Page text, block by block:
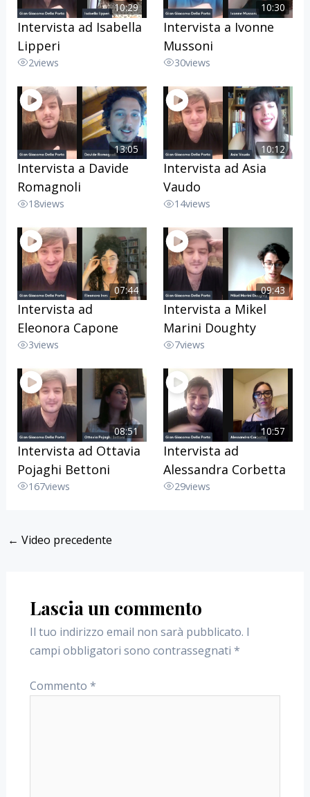
10:29
Intervista ad Isabella
Lipperi
2views
10:30
Intervista a Ivonne
Mussoni
30views
13:05
Intervista a Davide
Romagnoli
18views
10:12
Intervista ad Asia
Vaudo
14views
07:44
Intervista ad
Eleonora Capone
3views
09:43
Intervista a Mikel
Marini Doughty
7views
08:51
Intervista ad Ottavia
Pojaghi Bettoni
167views
10:57
Intervista ad
Alessandra Corbetta
29views
← Video precedente
Lascia un commento
Il tuo indirizzo email non sarà pubblicato. I
campi obbligatori sono contrassegnati *
Commento *